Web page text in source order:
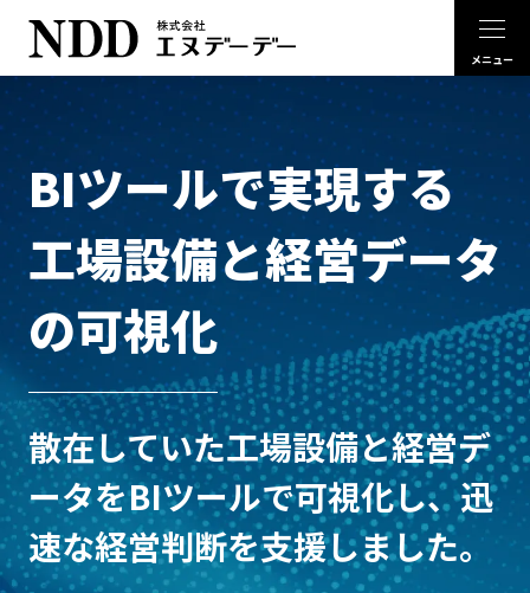
BIツールで実現する
工場設備と経営データ
の可視化
散在していた工場設備と経営デ
ータをBIツールで可視化し、迅
速な経営判断を支援しました。